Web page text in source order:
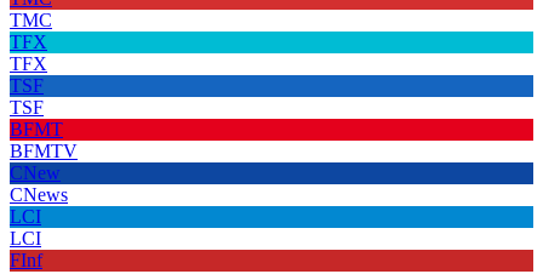
TMC
TFX
TFX
TSF
TSF
BFMT
BFMTV
CNew
CNews
LCI
LCI
FInf